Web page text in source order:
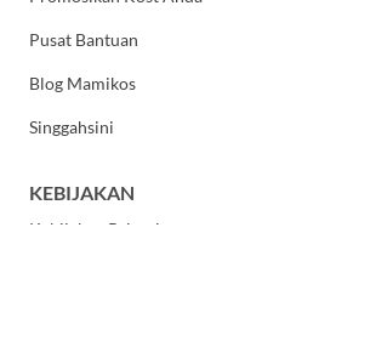
Pusat Bantuan
Blog Mamikos
Singgahsini
KEBIJAKAN
Kebijakan Privasi